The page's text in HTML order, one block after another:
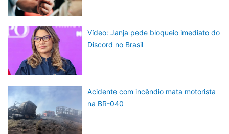
Vídeo: Janja pede bloqueio imediato do
Discord no Brasil
Acidente com incêndio mata motorista
na BR-040